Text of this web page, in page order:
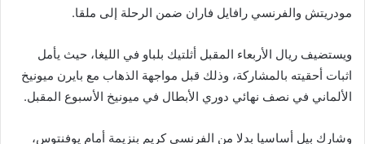
مودريتش والفرنسي رافايل فاران ضمن الرحلة إلى ملقا.
ويستضيف ريال الأربعاء المقبل أثلتيك بلباو في الليغا، حيث يأمل
اثبات أحقيته بالمشاركة، وذلك قبل مواجهة الذهاب مع بايرن ميونيخ
الألماني في نصف نهائي دوري الأبطال في ميونيخ الأسبوع المقبل.
وشارك بيل أساسيا بدلا من الفرنسي كريم بنزيمة أمام يوفنتوس،